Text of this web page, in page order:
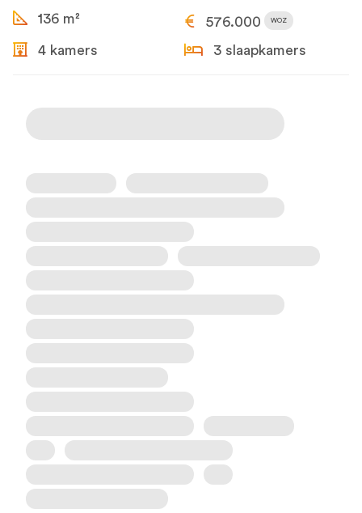
136 m² 576.000 WOZ
4 kamers 3 slaapkamers